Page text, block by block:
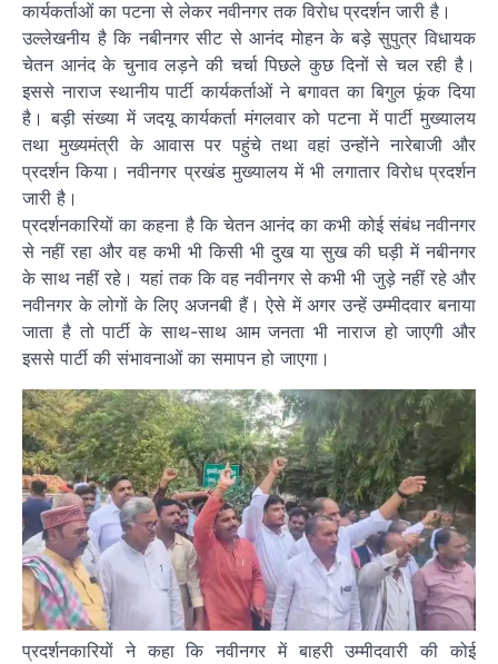
कार्यकर्ताओं का पटना से लेकर नवीनगर तक विरोध प्रदर्शन जारी है।
उल्लेखनीय है कि नबीनगर सीट से आनंद मोहन के बड़े सुपुत्र विधायक
चेतन आनंद के चुनाव लड़ने की चर्चा पिछले कुछ दिनों से चल रही है।
इससे नाराज स्थानीय पार्टी कार्यकर्ताओं ने बगावत का बिगुल फूंक दिया
है। बड़ी संख्या में जदयू कार्यकर्ता मंगलवार को पटना में पार्टी मुख्यालय
तथा मुख्यमंत्री के आवास पर पहुंचे तथा वहां उन्होंने नारेबाजी और
प्रदर्शन किया। नवीनगर प्रखंड मुख्यालय में भी लगातार विरोध प्रदर्शन
जारी है।
प्रदर्शनकारियों का कहना है कि चेतन आनंद का कभी कोई संबंध नवीनगर
से नहीं रहा और वह कभी भी किसी भी दुख या सुख की घड़ी में नबीनगर
के साथ नहीं रहे। यहां तक कि वह नवीनगर से कभी भी जुड़े नहीं रहे और
नवीनगर के लोगों के लिए अजनबी हैं। ऐसे में अगर उन्हें उम्मीदवार बनाया
जाता है तो पार्टी के साथ-साथ आम जनता भी नाराज हो जाएगी और
इससे पार्टी की संभावनाओं का समापन हो जाएगा।
प्रदर्शनकारियों ने कहा कि नवीनगर में बाहरी उम्मीदवारी की कोई